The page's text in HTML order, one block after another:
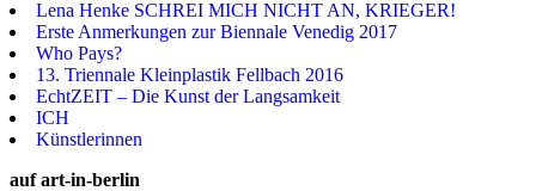
Lena Henke SCHREI MICH NICHT AN, KRIEGER!
Erste Anmerkungen zur Biennale Venedig 2017
Who Pays?
13. Triennale Kleinplastik Fellbach 2016
EchtZEIT – Die Kunst der Langsamkeit
ICH
Künstlerinnen
auf art-in-berlin